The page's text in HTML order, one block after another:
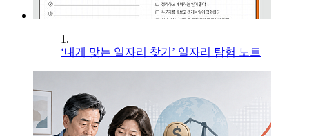
1.
‘내게 맞는 일자리 찾기’ 일자리 탐험 노트